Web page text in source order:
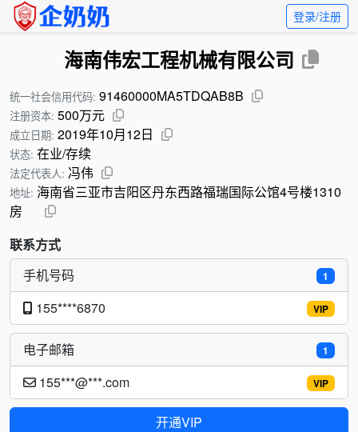
登录/注册
海南伟宏工程机械有限公司
统一社会信用代码: 91460000MA5TDQAB8B
注册资本: 500万元
成立日期: 2019年10月12日
状态: 在业/存续
法定代表人: 冯伟
地址: 海南省三亚市吉阳区丹东西路福瑞国际公馆4号楼1310
房
联系方式
1
手机号码
VIP
155****6870
1
电子邮箱
VIP
155***@***.com
开通VIP